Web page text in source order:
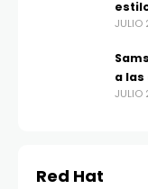
JULIO
a
JULIO
Red Hat